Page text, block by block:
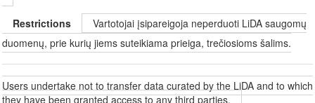
Restrictions
Vartotojai įsipareigoja neperduoti LiDA saugomų
duomenų, prie kurių jiems suteikiama prieiga, trečiosioms šalims.
Users undertake not to transfer data curated by the LiDA and to which
they have been granted access to any third parties.